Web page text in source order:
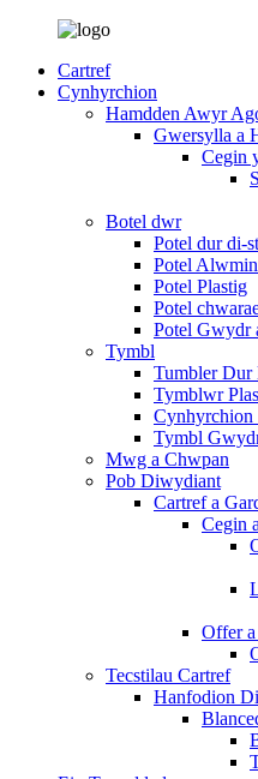
Cartref
Cynhyrchion
Hamdden Awyr
Gwersylla a
Cegin
Botel dwr
Potel dur di-
Potel
Potel Plastig
Potel
Potel Gwydr
Tymbl
Tumbler Dur
Tymblwr
Tymbl
Mwg a Chwpan
Pob Diwydiant
Cartref a
Cegin
Offer
Tecstilau Cartref
Hanfodion